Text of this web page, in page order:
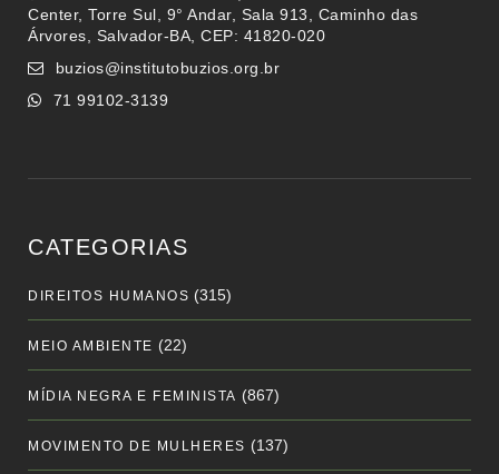
Center, Torre Sul, 9° Andar, Sala 913, Caminho das
Árvores, Salvador-BA, CEP: 41820-020
buzios@institutobuzios.org.br
71 99102-3139
CATEGORIAS
DIREITOS HUMANOS (315)
MEIO AMBIENTE (22)
MÍDIA NEGRA E FEMINISTA (867)
MOVIMENTO DE MULHERES (137)